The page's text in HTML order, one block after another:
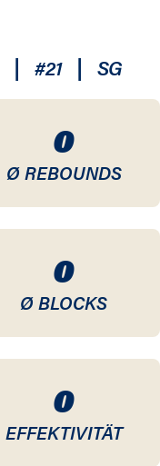
0
Ø REBOUNDS
0
Ø BLOCKS
0
EFFEKTIVITÄT
| #21 | SG